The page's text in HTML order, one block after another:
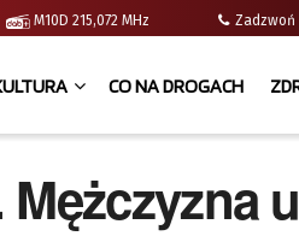
M10D 215,072 MHz
CO NA DROGACH